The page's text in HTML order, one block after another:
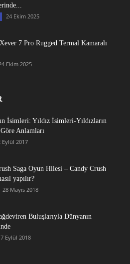
24 Ekim 2025
7 Pro Rugged Termal Kamaralı
Ekim 2025
İsimleri: Yıldız İsimleri-Yıldızların
Anlamları
Eylül 2017
Saga Oyun Hilesi – Candy Crush
yapılır?
28 Mayıs 2018
Buluşlarıyla Dünyanın
Eylül 2018